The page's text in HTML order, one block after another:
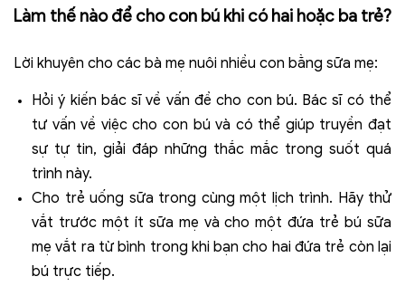
Làm thế nào để cho con bú khi có hai hoặc ba trẻ?
Lời khuyên cho các bà mẹ nuôi nhiều con bằng sữa mẹ:
Hỏi ý kiến bác sĩ về vấn đề cho con bú. Bác sĩ có thể
tư vấn về việc cho con bú và có thể giúp truyền đạt
sự tự tin, giải đáp những thắc mắc trong suốt quá
trình này.
Cho trẻ uống sữa trong cùng một lịch trình. Hãy thử
vắt trước một ít sữa mẹ và cho một đứa trẻ bú sữa
mẹ vắt ra từ bình trong khi bạn cho hai đứa trẻ còn lại
bú trực tiếp.